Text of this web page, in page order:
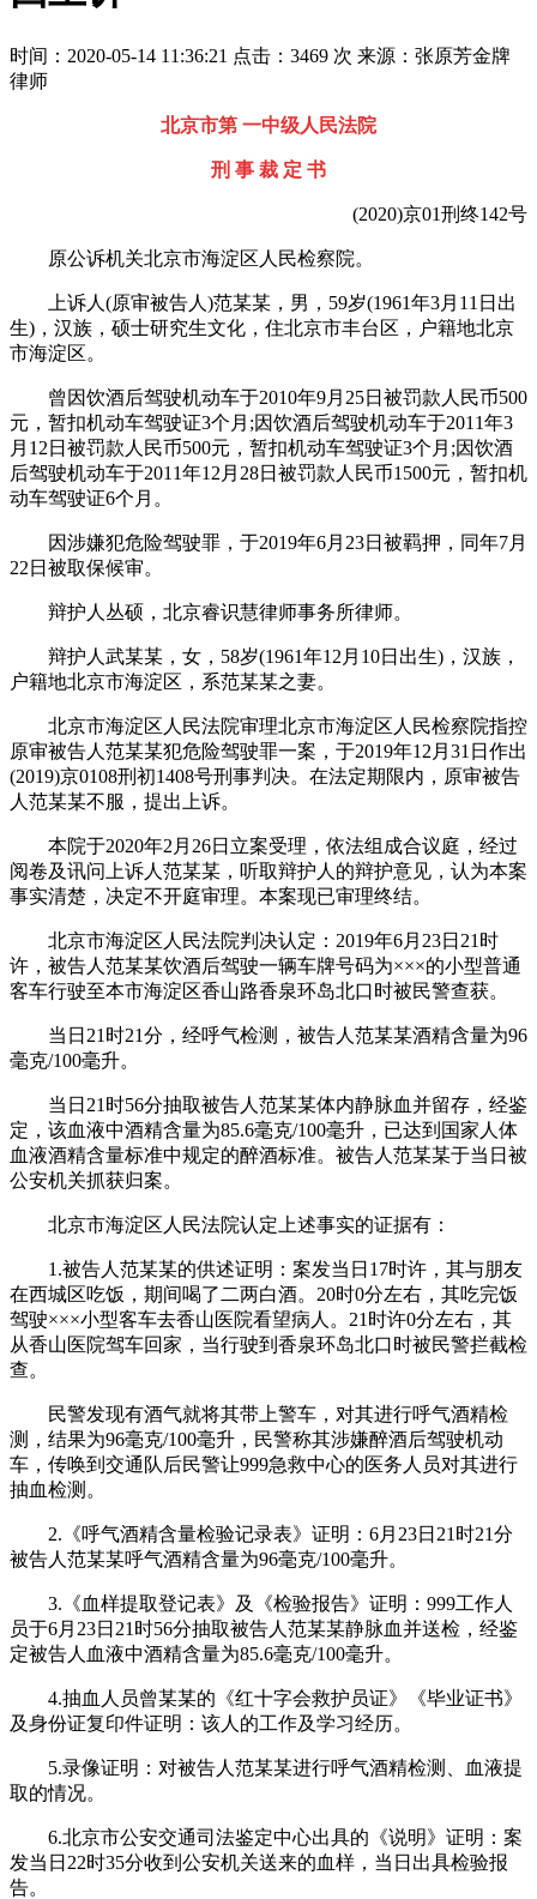
时间：2020-05-14 11:36:21 点击：3469 次 来源：张原芳金牌
律师
北京市第 一中级人民法院
刑 事 裁 定 书
(2020)京01刑终142号
原公诉机关北京市海淀区人民检察院。
上诉人(原审被告人)范某某，男，59岁(1961年3月11日出
生)，汉族，硕士研究生文化，住北京市丰台区，户籍地北京
市海淀区。
曾因饮酒后驾驶机动车于2010年9月25日被罚款人民币500
元，暂扣机动车驾驶证3个月;因饮酒后驾驶机动车于2011年3
月12日被罚款人民币500元，暂扣机动车驾驶证3个月;因饮酒
后驾驶机动车于2011年12月28日被罚款人民币1500元，暂扣机
动车驾驶证6个月。
因涉嫌犯危险驾驶罪，于2019年6月23日被羁押，同年7月
22日被取保候审。
辩护人丛硕，北京睿识慧律师事务所律师。
辩护人武某某，女，58岁(1961年12月10日出生)，汉族，
户籍地北京市海淀区，系范某某之妻。
北京市海淀区人民法院审理北京市海淀区人民检察院指控
原审被告人范某某犯危险驾驶罪一案，于2019年12月31日作出
(2019)京0108刑初1408号刑事判决。在法定期限内，原审被告
人范某某不服，提出上诉。
本院于2020年2月26日立案受理，依法组成合议庭，经过
阅卷及讯问上诉人范某某，听取辩护人的辩护意见，认为本案
事实清楚，决定不开庭审理。本案现已审理终结。
北京市海淀区人民法院判决认定：2019年6月23日21时
许，被告人范某某饮酒后驾驶一辆车牌号码为×××的小型普通
客车行驶至本市海淀区香山路香泉环岛北口时被民警查获。
当日21时21分，经呼气检测，被告人范某某酒精含量为96
毫克/100毫升。
当日21时56分抽取被告人范某某体内静脉血并留存，经鉴
定，该血液中酒精含量为85.6毫克/100毫升，已达到国家人体
血液酒精含量标准中规定的醉酒标准。被告人范某某于当日被
公安机关抓获归案。
北京市海淀区人民法院认定上述事实的证据有：
1.被告人范某某的供述证明：案发当日17时许，其与朋友
在西城区吃饭，期间喝了二两白酒。20时0分左右，其吃完饭
驾驶×××小型客车去香山医院看望病人。21时许0分左右，其
从香山医院驾车回家，当行驶到香泉环岛北口时被民警拦截检
查。
民警发现有酒气就将其带上警车，对其进行呼气酒精检
测，结果为96毫克/100毫升，民警称其涉嫌醉酒后驾驶机动
车，传唤到交通队后民警让999急救中心的医务人员对其进行
抽血检测。
2.《呼气酒精含量检验记录表》证明：6月23日21时21分
被告人范某某呼气酒精含量为96毫克/100毫升。
3.《血样提取登记表》及《检验报告》证明：999工作人
员于6月23日21时56分抽取被告人范某某静脉血并送检，经鉴
定被告人血液中酒精含量为85.6毫克/100毫升。
4.抽血人员曾某某的《红十字会救护员证》《毕业证书》
及身份证复印件证明：该人的工作及学习经历。
5.录像证明：对被告人范某某进行呼气酒精检测、血液提
取的情况。
6.北京市公安交通司法鉴定中心出具的《说明》证明：案
发当日22时35分收到公安机关送来的血样，当日出具检验报
告。